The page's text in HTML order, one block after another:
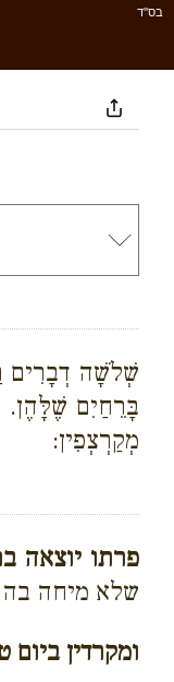
בס''ד
שְׁלֹשָׁה דְבָרִים
בָּרֵחַיִם שֶׁלָּהֶן.
מְקַרְצְפִין:
פרתו יוצאה
שלא מיחה
ומקרדין ביום